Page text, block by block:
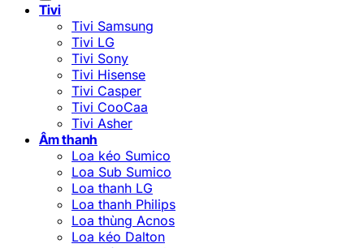
Tivi
Tivi Samsung
Tivi LG
Tivi Sony
Tivi Hisense
Tivi Casper
Tivi CooCaa
Tivi Asher
Âm thanh
Loa kéo Sumico
Loa Sub Sumico
Loa thanh LG
Loa thanh Philips
Loa thùng Acnos
Loa kéo Dalton